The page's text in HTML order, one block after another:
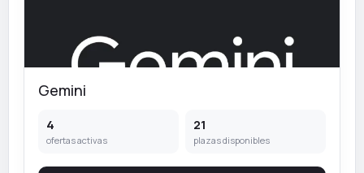
Gemini
4
ofertas activas
21
plazas disponibles